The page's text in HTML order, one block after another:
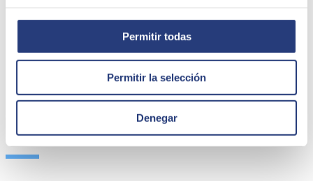
Permitir todas
Permitir la selección
Denegar
Customer Experience
Employee Experience
Application Modernization​
SEIDOR Products